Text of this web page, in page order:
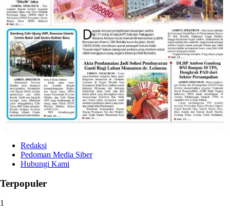
Redaksi
Pedoman Media Siber
Hubungi Kami
Terpopuler
1